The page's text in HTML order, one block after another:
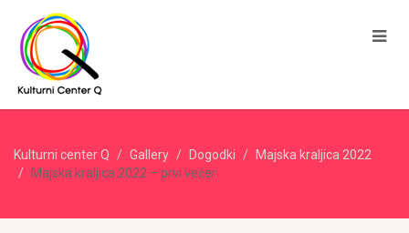
Kulturni center Q Gallery Dogodki
Majska kraljica 2022
Majska kraljica 2022 – prvi večer